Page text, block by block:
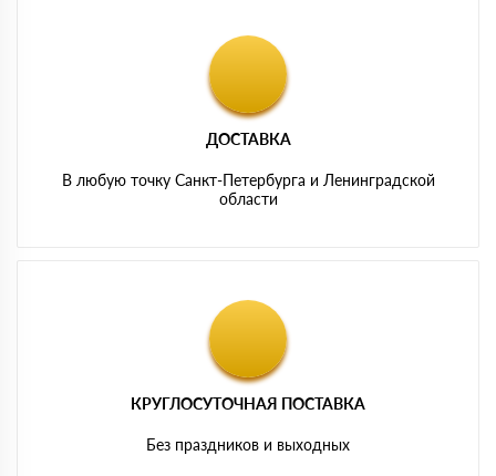
ДОСТАВКА
В любую точку Санкт-Петербурга и Ленинградской
области
КРУГЛОСУТОЧНАЯ ПОСТАВКА
Без праздников и выходных